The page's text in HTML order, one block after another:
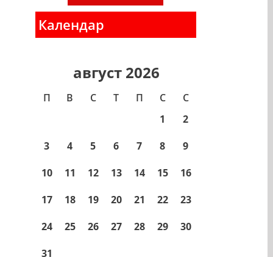
Календар
август 2026
П В С T П С С
1
2
3
4 5 6 7 8
9
10
11 12 13 14 15
16
17
18 19 20 21 22
23
24
25 26 27 28 29
30
31